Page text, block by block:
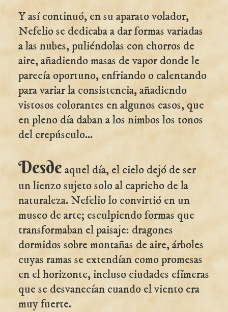
Y así continuó, en su aparato volador,
Nefelio se dedicaba a dar formas variadas
a las nubes, puliéndolas con chorros de
aire, añadiendo masas de vapor donde le
parecía oportuno, enfriando o calentando
para variar la consistencia, añadiendo
vistosos colorantes en algunos casos, que
en pleno día daban a los nimbos los tonos
del crepúsculo...
Desdeaquel día, el cielo dejó de ser
un lienzo sujeto solo al capricho de la
naturaleza. Nefelio lo convirtió en un
museo de arte; esculpiendo formas que
transformaban el paisaje: dragones
dormidos sobre montañas de aire, árboles
cuyas ramas se extendían como promesas
en el horizonte, incluso ciudades efímeras
que se desvanecían cuando el viento era
muy fuerte.